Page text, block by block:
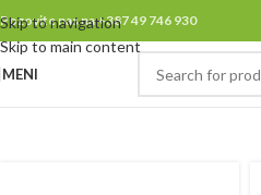
Skip to navigation
Skip to main content
Pozovite nas na +387 49 746 930
MENI